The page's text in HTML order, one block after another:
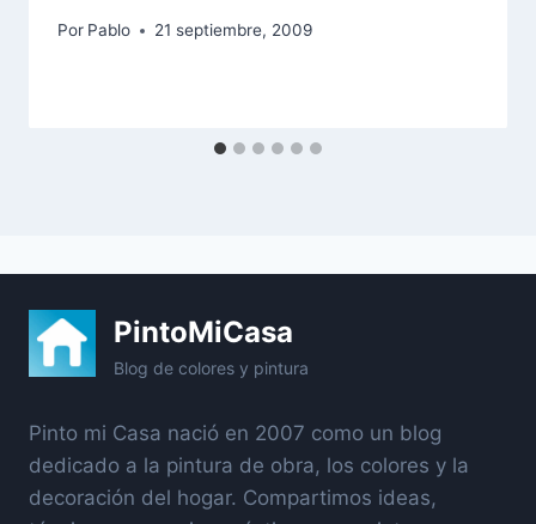
Por Pablo 21 septiembre, 2009
PintoMiCasa
Blog de colores y pintura
Pinto mi Casa nació en 2007 como un blog
dedicado a la pintura de obra, los colores y la
decoración del hogar. Compartimos ideas,